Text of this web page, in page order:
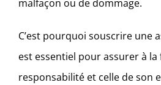
malfaçon ou de dommage.
C’est pourquoi souscrire une
est essentiel pour assurer à la
responsabilité et celle de son